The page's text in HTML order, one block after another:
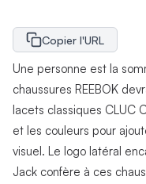
Copier l'URL
Une personne est la
chaussures REEBOK
lacets classiques CLUC
et les couleurs pour
visuel. Le logo latéral
Jack confère à ces